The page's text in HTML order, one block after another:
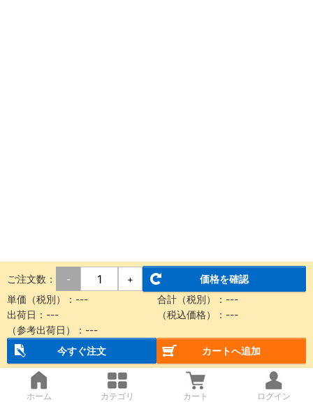
ご注文数： - +
価格を確認
単価（税別）： --- 合計（税別）： ---
出荷日： --- （税込価格）： ---
（参考出荷日）： ---
今すぐ注文
カートへ追加
ホーム カテゴリ カート ログイン